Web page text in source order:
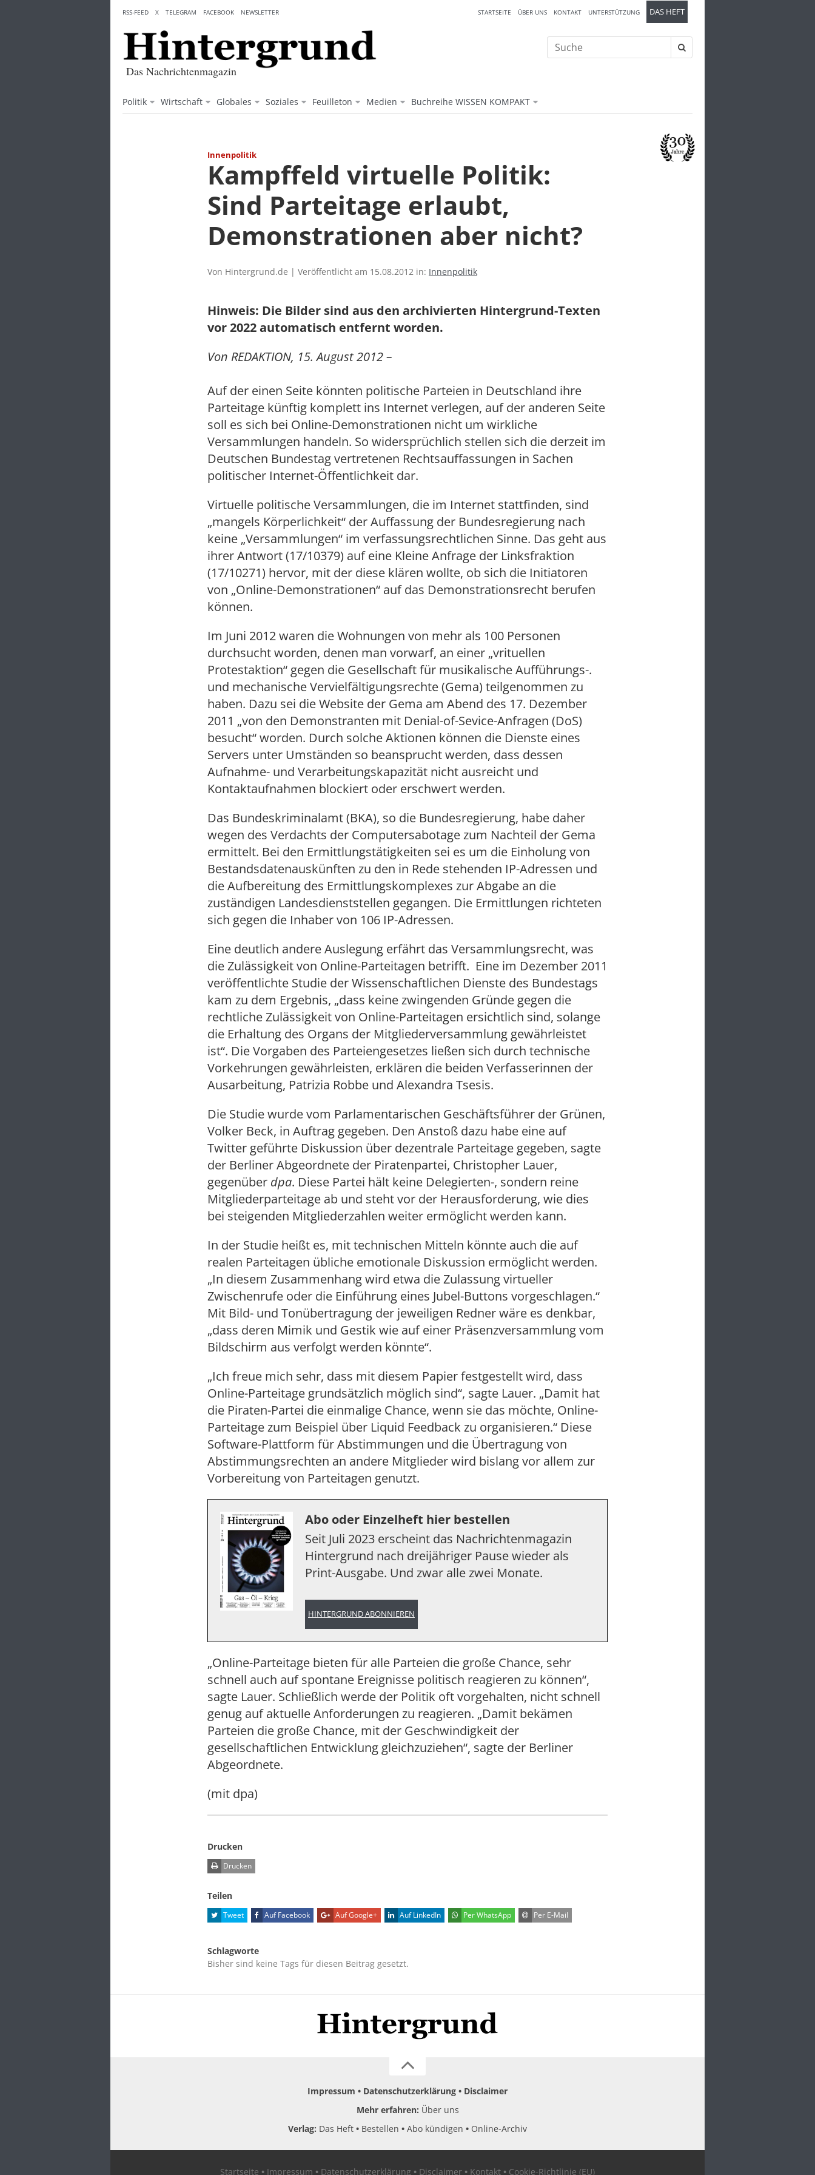
content
Das Nachrichtenmagazin
Politik Wirtschaft Globales Soziales Feuilleton Medien Buchreihe WISSEN KOMPAKT
STARTSEITE ÜBER UNS KONTAKT UNTERSTÜTZUNG DAS HEFT
RSS-FEED X TELEGRAM FACEBOOK NEWSLETTER
Suche
nach:
Innenpolitik
Kampffeld virtuelle Politik:
Sind Parteitage erlaubt,
Demonstrationen aber nicht?
Von Hintergrund.de | Veröffentlicht am 15.08.2012 in: Innenpolitik
Hinweis: Die Bilder sind aus den archivierten Hintergrund-Texten
vor 2022 automatisch entfernt worden.
Von REDAKTION, 15. August 2012 –
Auf der einen Seite könnten politische Parteien in Deutschland ihre
Parteitage künftig komplett ins Internet verlegen, auf der anderen Seite
soll es sich bei Online-Demonstrationen nicht um wirkliche
Versammlungen handeln. So widersprüchlich stellen sich die derzeit im
Deutschen Bundestag vertretenen Rechtsauffassungen in Sachen
politischer Internet-Öffentlichkeit dar.
Virtuelle politische Versammlungen, die im Internet stattfinden, sind
„mangels Körperlichkeit“ der Auffassung der Bundesregierung nach
keine „Versammlungen“ im verfassungsrechtlichen Sinne. Das geht aus
ihrer Antwort (17/10379) auf eine Kleine Anfrage der Linksfraktion
(17/10271) hervor, mit der diese klären wollte, ob sich die Initiatoren
von „Online-Demonstrationen“ auf das Demonstrationsrecht berufen
können.
Im Juni 2012 waren die Wohnungen von mehr als 100 Personen
durchsucht worden, denen man vorwarf, an einer „vrituellen
Protestaktion“ gegen die Gesellschaft für musikalische Aufführungs-.
und mechanische Vervielfältigungsrechte (Gema) teilgenommen zu
haben. Dazu sei die Website der Gema am Abend des 17. Dezember
2011 „von den Demonstranten mit Denial-of-Sevice-Anfragen (DoS)
besucht“ worden. Durch solche Aktionen können die Dienste eines
Servers unter Umständen so beansprucht werden, dass dessen
Aufnahme- und Verarbeitungskapazität nicht ausreicht und
Kontaktaufnahmen blockiert oder erschwert werden.
Das Bundeskriminalamt (BKA), so die Bundesregierung, habe daher
wegen des Verdachts der Computersabotage zum Nachteil der Gema
ermittelt. Bei den Ermittlungstätigkeiten sei es um die Einholung von
Bestandsdatenauskünften zu den in Rede stehenden IP-Adressen und
die Aufbereitung des Ermittlungskomplexes zur Abgabe an die
zuständigen Landesdienststellen gegangen. Die Ermittlungen richteten
sich gegen die Inhaber von 106 IP-Adressen.
Eine deutlich andere Auslegung erfährt das Versammlungsrecht, was
die Zulässigkeit von Online-Parteitagen betrifft. Eine im Dezember 2011
veröffentlichte Studie der Wissenschaftlichen Dienste des Bundestags
kam zu dem Ergebnis, „dass keine zwingenden Gründe gegen die
rechtliche Zulässigkeit von Online-Parteitagen ersichtlich sind, solange
die Erhaltung des Organs der Mitgliederversammlung gewährleistet
ist“. Die Vorgaben des Parteiengesetzes ließen sich durch technische
Vorkehrungen gewährleisten, erklären die beiden Verfasserinnen der
Ausarbeitung, Patrizia Robbe und Alexandra Tsesis.
Die Studie wurde vom Parlamentarischen Geschäftsführer der Grünen,
Volker Beck, in Auftrag gegeben. Den Anstoß dazu habe eine auf
Twitter geführte Diskussion über dezentrale Parteitage gegeben, sagte
der Berliner Abgeordnete der Piratenpartei, Christopher Lauer,
gegenüber dpa. Diese Partei hält keine Delegierten-, sondern reine
Mitgliederparteitage ab und steht vor der Herausforderung, wie dies
bei steigenden Mitgliederzahlen weiter ermöglicht werden kann.
In der Studie heißt es, mit technischen Mitteln könnte auch die auf
realen Parteitagen übliche emotionale Diskussion ermöglicht werden.
„In diesem Zusammenhang wird etwa die Zulassung virtueller
Zwischenrufe oder die Einführung eines Jubel-Buttons vorgeschlagen.“
Mit Bild- und Tonübertragung der jeweiligen Redner wäre es denkbar,
„dass deren Mimik und Gestik wie auf einer Präsenzversammlung vom
Bildschirm aus verfolgt werden könnte“.
„Ich freue mich sehr, dass mit diesem Papier festgestellt wird, dass
Online-Parteitage grundsätzlich möglich sind“, sagte Lauer. „Damit hat
die Piraten-Partei die einmalige Chance, wenn sie das möchte, Online-
Parteitage zum Beispiel über Liquid Feedback zu organisieren.“ Diese
Software-Plattform für Abstimmungen und die Übertragung von
Abstimmungsrechten an andere Mitglieder wird bislang vor allem zur
Vorbereitung von Parteitagen genutzt.
Abo oder Einzelheft hier bestellen
Seit Juli 2023 erscheint das Nachrichtenmagazin
Hintergrund nach dreijähriger Pause wieder als
Print-Ausgabe. Und zwar alle zwei Monate.
HINTERGRUND ABONNIEREN
„Online-Parteitage bieten für alle Parteien die große Chance, sehr
schnell auch auf spontane Ereignisse politisch reagieren zu können“,
sagte Lauer. Schließlich werde der Politik oft vorgehalten, nicht schnell
genug auf aktuelle Anforderungen zu reagieren. „Damit bekämen
Parteien die große Chance, mit der Geschwindigkeit der
gesellschaftlichen Entwicklung gleichzuziehen“, sagte der Berliner
Abgeordnete.
(mit dpa)
Drucken
Drucken
Teilen
Tweet Auf Facebook Auf Google+ Auf LinkedIn Per WhatsApp Per E-Mail
Schlagworte
Bisher sind keine Tags für diesen Beitrag gesetzt.
Impressum Datenschutzerklärung
Disclaimer
Mehr erfahren: Über uns
Verlag: Das Heft Bestellen Abo kündigen Online-Archiv
Startseite Impressum Datenschutzerklärung Disclaimer Kontakt Cookie-Richtlinie (EU)